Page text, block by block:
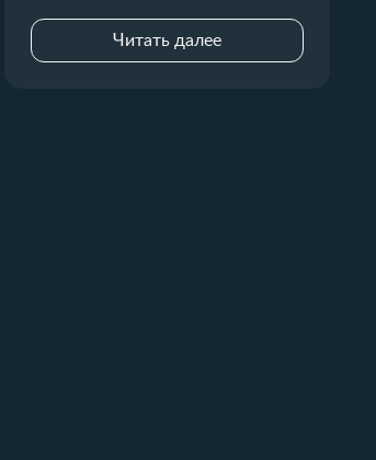
Читать далее